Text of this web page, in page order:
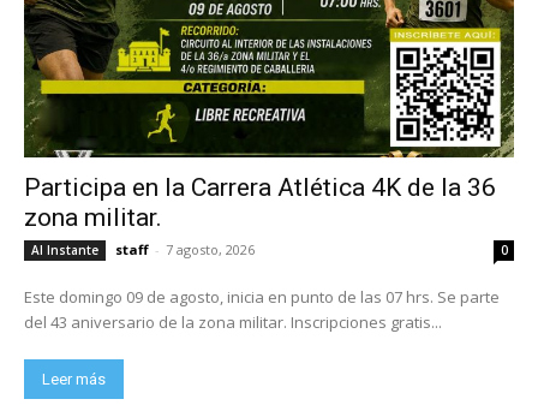
Participa en la Carrera Atlética 4K de la 36
zona militar.
Al Instante staff - 7 agosto, 2026 0
Este domingo 09 de agosto, inicia en punto de las 07 hrs. Se parte
del 43 aniversario de la zona militar. Inscripciones gratis...
Leer más